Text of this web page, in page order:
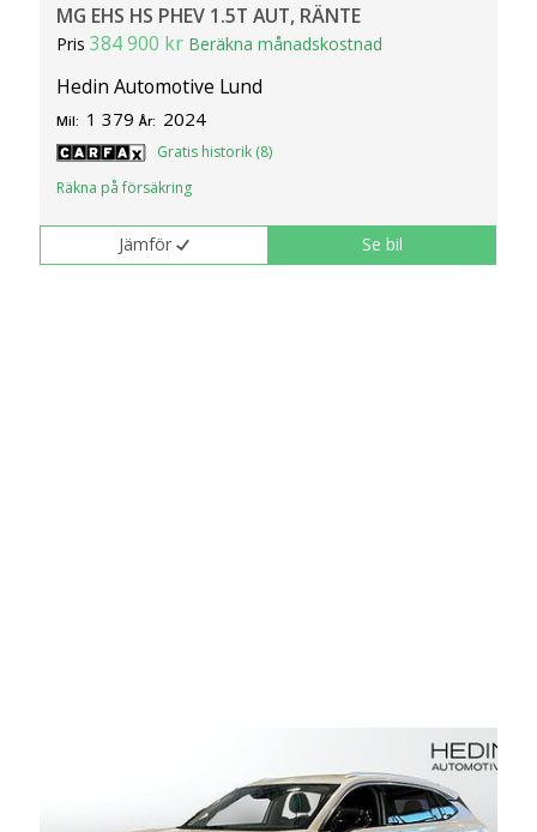
MG EHS HS PHEV 1.5T AUT, RÄNTE
Pris384 900 kr Beräkna månadskostnad
Hedin Automotive Lund
Mil: 1 379 År: 2024
Gratis historik (8)
Räkna på försäkring
Jämför Se bil